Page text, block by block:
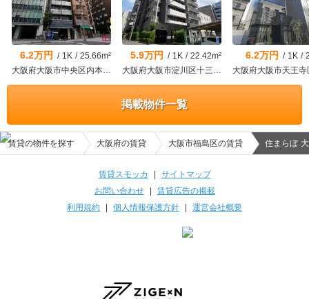
6.2万円 / 1K / 25.66m²
大阪府大阪市中央区内本町２
5.9万円 / 1K / 22.42m²
大阪府大阪市淀川区十三本町１
6.2万円 / 1K /
掲載物件一覧
賃貸の物件を探す 大阪府の賃貸 大阪市福島区の賃貸 住まらぼ
賃貸スモッカ
サイトマップ
お問い合わせ| 賃貸広告の掲載
利用規約
個人情報保護方針 運営会社概要